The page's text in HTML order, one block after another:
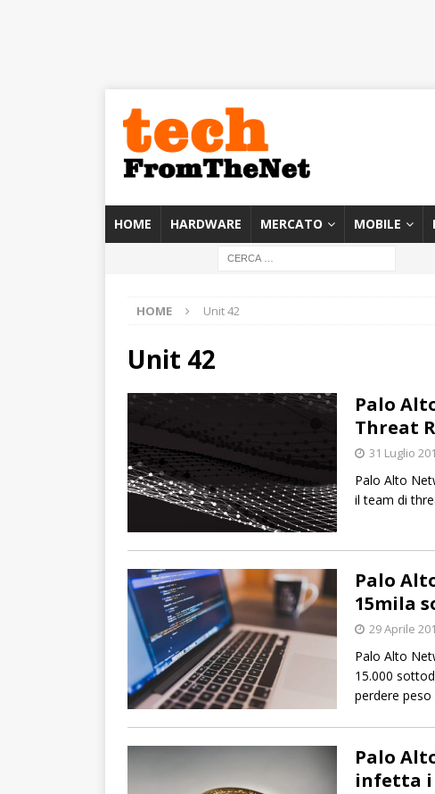
HOME HARDWARE MERCATO MOBILE
HOME Unit 42
Unit 42
Palo
Threat
31 Luglio
Palo Alto
il team di
Palo
15mila
29 Aprile
Palo Alto
15.000
perdere peso
Palo
infetta i